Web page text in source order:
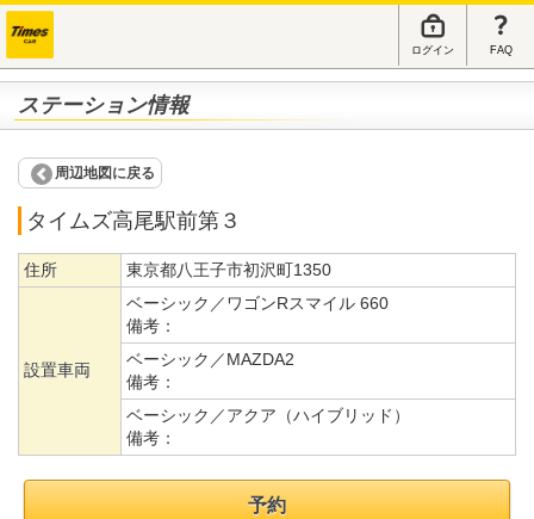
ログイン FAQ
ステーション情報
周辺地図に戻る
タイムズ高尾駅前第３
住所 東京都八王子市初沢町1350
設置車両
ベーシック／ワゴンRスマイル 660
備考：
ベーシック／MAZDA2
備考：
ベーシック／アクア（ハイブリッド）
備考：
予約